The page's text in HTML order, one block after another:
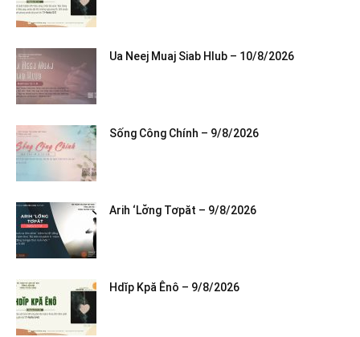
Ua Neej Muaj Siab Hlub – 10/8/2026
Sống Công Chính – 9/8/2026
Arih ‘Lơ̆ng Tơpăt – 9/8/2026
Hdĭp Kpă Ênô – 9/8/2026